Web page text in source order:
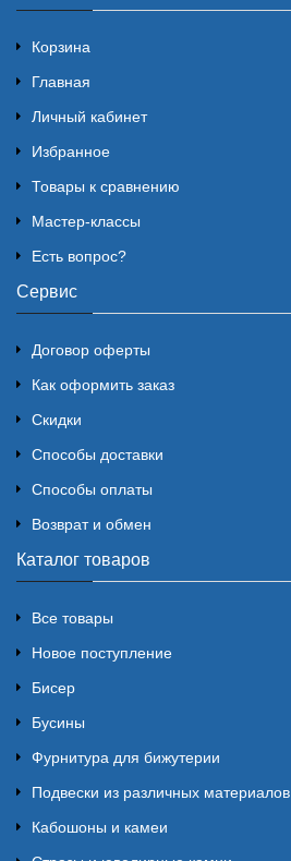
Корзина
Главная
Личный кабинет
Избранное
Товары к сравнению
Мастер-классы
Есть вопрос?
Сервис
Договор оферты
Как оформить заказ
Скидки
Способы доставки
Способы оплаты
Возврат и обмен
Каталог товаров
Все товары
Новое поступление
Бисер
Бусины
Фурнитура для бижутерии
Подвески из различных материалов
Кабошоны и камеи